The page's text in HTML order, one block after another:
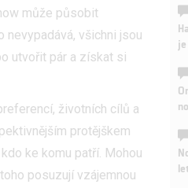
může působit
nevypadává, všichni jsou
utvořit pár a získat si
životních cílů a
protějškem
ke komu patří. Mohou
posuzují vzájemnou